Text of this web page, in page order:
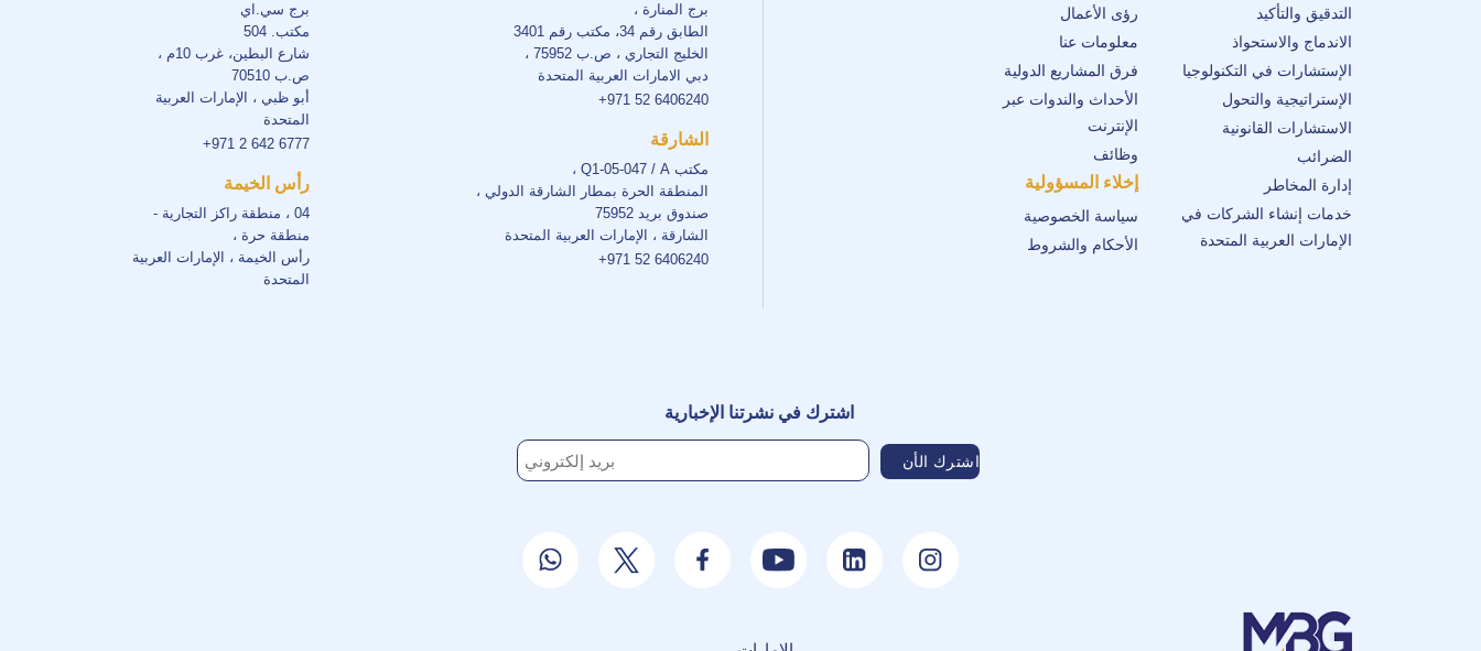
التدقيق والتأكيد
الاندماج والاستحواذ
الإستشارات في التكنولوجيا
الإستراتيجية والتحول
الاستشارات القانونية
الضرائب
إدارة المخاطر
خدمات إنشاء الشركات في
الإمارات العربية المتحدة
رؤى الأعمال
معلومات عنا
فرق المشاريع الدولية
الأحداث والندوات عبر
الإنترنت
وظائف
إخلاء المسؤولية
سياسة الخصوصية
الأحكام والشروط
برج المنارة ،
الطابق رقم 34، مكتب رقم 3401
الخليج التجاري ، ص.ب 75952 ،
دبي الامارات العربية المتحدة
+971 52 6406240
الشارقة
مكتب Q1-05-047 / A ،
المنطقة الحرة بمطار الشارقة الدولي ،
صندوق بريد 75952
الشارقة ، الإمارات العربية المتحدة
+971 52 6406240
برج سي.اي
مكتب. 504
شارع البطين، غرب 10م ،
ص.ب 70510
أبو ظبي ، الإمارات العربية
المتحدة
+971 2 642 6777
رأس الخيمة
04 ، منطقة راكز التجارية -
منطقة حرة ،
رأس الخيمة ، الإمارات العربية
المتحدة
اشترك في نشرتنا الإخبارية